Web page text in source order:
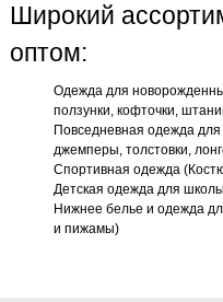
Широкий
оптом:
Одежда для
ползунки, кофточки,
Повседневная одежда
джемперы, толстовки,
Спортивная одежда
Детская одежда для
Нижнее белье и одежда
и пижамы)